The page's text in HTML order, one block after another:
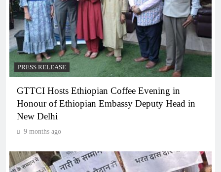
PRESS RELEASE
GTTCI Hosts Ethiopian Coffee Evening in
Honour of Ethiopian Embassy Deputy Head in
New Delhi
9 months ago